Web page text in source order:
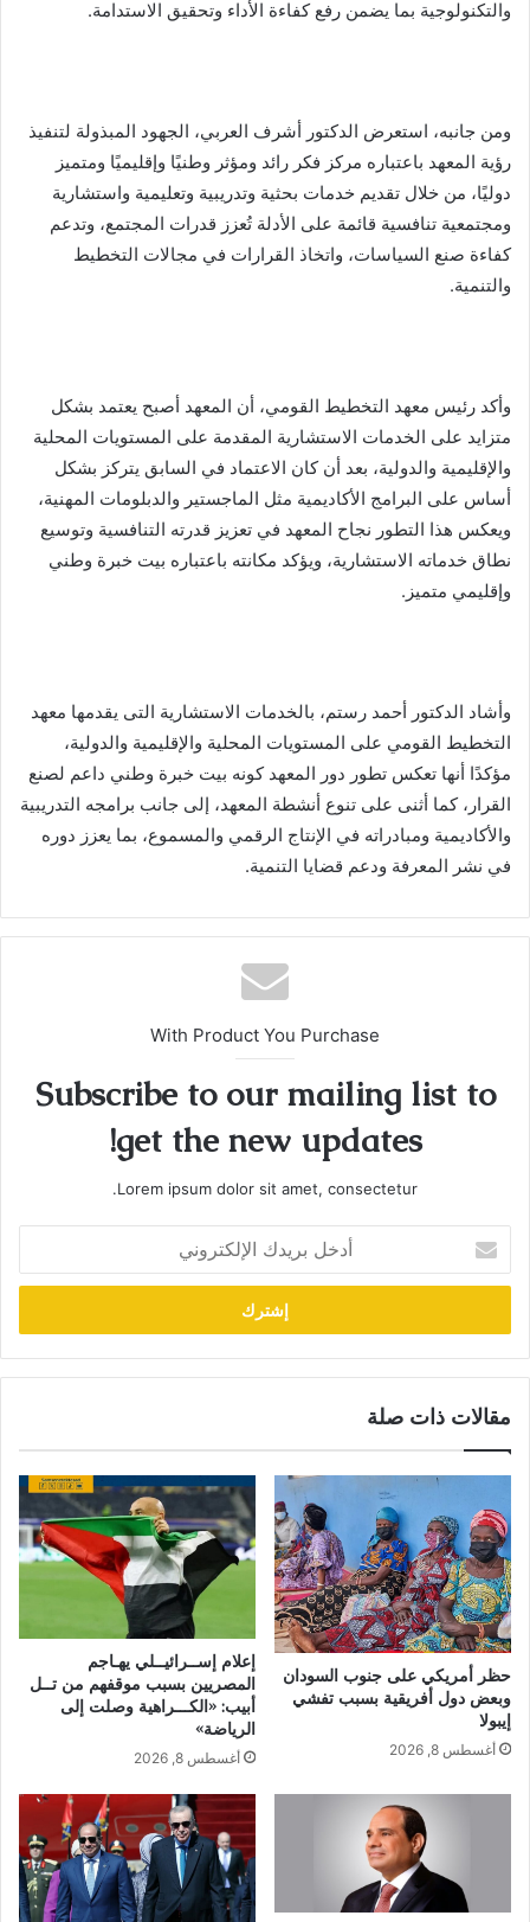
والتكنولوجية بما يضمن رفع كفاءة الأداء وتحقيق الاستدامة.
ومن جانبه، استعرض الدكتور أشرف العربي، الجهود المبذولة لتنفيذ
رؤية المعهد باعتباره مركز فكر رائد ومؤثر وطنيًا وإقليميًا ومتميز
دوليًا، من خلال تقديم خدمات بحثية وتدريبية وتعليمية واستشارية
ومجتمعية تنافسية قائمة على الأدلة تُعزز قدرات المجتمع، وتدعم
كفاءة صنع السياسات، واتخاذ القرارات في مجالات التخطيط
والتنمية.
وأكد رئيس معهد التخطيط القومي، أن المعهد أصبح يعتمد بشكل
متزايد على الخدمات الاستشارية المقدمة على المستويات المحلية
والإقليمية والدولية، بعد أن كان الاعتماد في السابق يتركز بشكل
أساس على البرامج الأكاديمية مثل الماجستير والدبلومات المهنية،
ويعكس هذا التطور نجاح المعهد في تعزيز قدرته التنافسية وتوسيع
نطاق خدماته الاستشارية، ويؤكد مكانته باعتباره بيت خبرة وطني
وإقليمي متميز.
وأشاد الدكتور أحمد رستم، بالخدمات الاستشارية التى يقدمها معهد
التخطيط القومي على المستويات المحلية والإقليمية والدولية،
مؤكدًا أنها تعكس تطور دور المعهد كونه بيت خبرة وطني داعم لصنع
القرار، كما أثنى على تنوع أنشطة المعهد، إلى جانب برامجه التدريبية
والأكاديمية ومبادراته في الإنتاج الرقمي والمسموع، بما يعزز دوره
في نشر المعرفة ودعم قضايا التنمية.
With Product You Purchase
Subscribe to our mailing list to
get the new updates!
Lorem ipsum dolor sit amet, consectetur.
بريدك
الإلكتروني
مقالات ذات صلة
حظر أمريكي على جنوب السودان
وبعض دول أفريقية بسبب تفشي
إيبولا
أغسطس 8, 2026
إعلام إســرائيــلي يهـاجم
المصريين بسبب موقفهم من تــل
أبيب: «الكـــراهية وصلت إلى
الرياضة»
أغسطس 8, 2026